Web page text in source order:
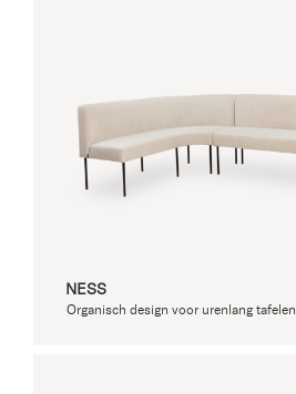
NESS
Organisch design voor urenlang tafelen